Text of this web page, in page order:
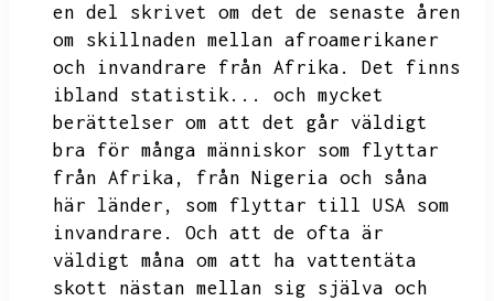
en del skrivet om det de senaste åren
om skillnaden mellan afroamerikaner
och invandrare från Afrika.
Det finns
ibland statistik...
och mycket
berättelser om att det går väldigt
bra för många människor som flyttar
från Afrika,
från Nigeria och såna
här länder,
som flyttar till USA som
invandrare.
Och att de ofta är
väldigt måna om att ha vattentäta
skott nästan mellan sig själva och